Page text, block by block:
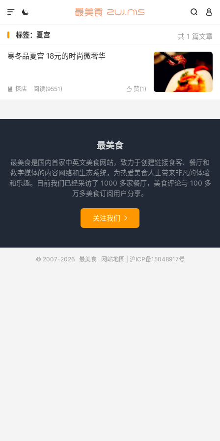
  

共 1 篇文章
标签：夏宫
寒冬品夏宫 18元的时尚微奢华
 赞(1 )
 探店 阅读(9551)
最美食
最美食是国内首家中英文美食网站，致力于创建链接食客、餐厅和
数字媒体的内容网络和生态系统，为热爱美食人士带来非凡的体验
和乐趣。目前我们已经采访了 1000 多家餐厅，美食评论与 100 多
万多美食订阅用户分享。
关注我们 
© 2007-2026 最美食 网站地图 沪ICP备15048917号